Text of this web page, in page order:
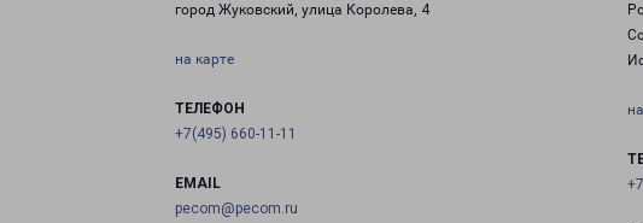
город Жуковский, улица Королева, 4
на карте
ТЕЛЕФОН
+7(495) 660-11-11
EMAIL
pecom@pecom.ru